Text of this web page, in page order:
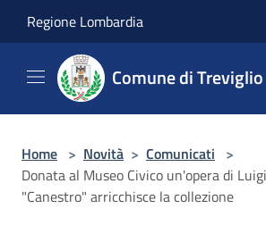
Regione Lombardia
Comune di Treviglio
Home > Novità > Comunicati >
Donata al Museo Civico un'opera di
"Canestro" arricchisce la collezione